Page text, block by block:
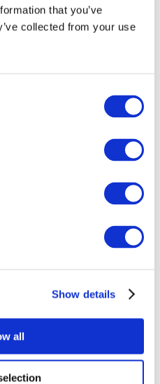
that you’ve
collected from your use
Show details
all